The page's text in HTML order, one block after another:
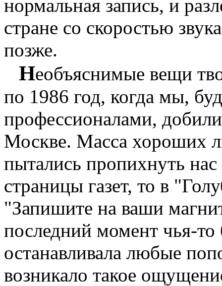
нормальная запись, и
стране со скоростью
позже.
Необъяснимые вещи
по 1986 год, когда мы,
профессионалами,
Москве. Масса хороших
пытались пропихнуть
страницы газет, то в
"Запишите на ваши
последний момент чья-
останавливала любые
возникало такое